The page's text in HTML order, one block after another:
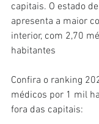
capitais. O estado
apresenta a maior
interior, com 2,70
habitantes
Confira o ranking
médicos por 1 mil
fora das capitais: